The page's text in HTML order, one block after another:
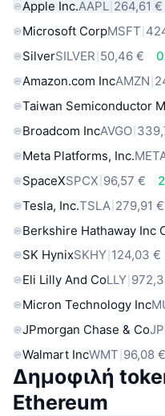
Apple Inc.AAPL 264,61 €
Microsoft CorpMSFT
SilverSILVER 50,46 €
Amazon.com IncAMZN
Taiwan Semiconductor
Broadcom IncAVGO
Meta Platforms, Inc.
SpaceXSPCX 96,57 €
Tesla, Inc.TSLA 279,91 €
Berkshire Hathaway Inc
SK HynixSKHY 124,03 €
Eli Lilly And CoLLY
Micron Technology Inc
JPmorgan Chase & Co
Walmart IncWMT 96,08 €
Δημοφιλή
Ethereum